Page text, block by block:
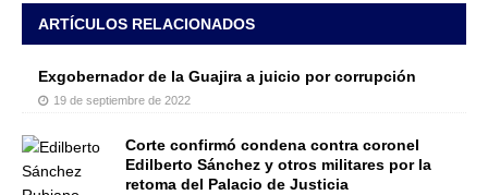
ARTÍCULOS RELACIONADOS
Exgobernador de la Guajira a juicio por corrupción
19 de septiembre de 2022
Corte confirmó condena contra coronel
Edilberto Sánchez y otros militares por la
retoma del Palacio de Justicia